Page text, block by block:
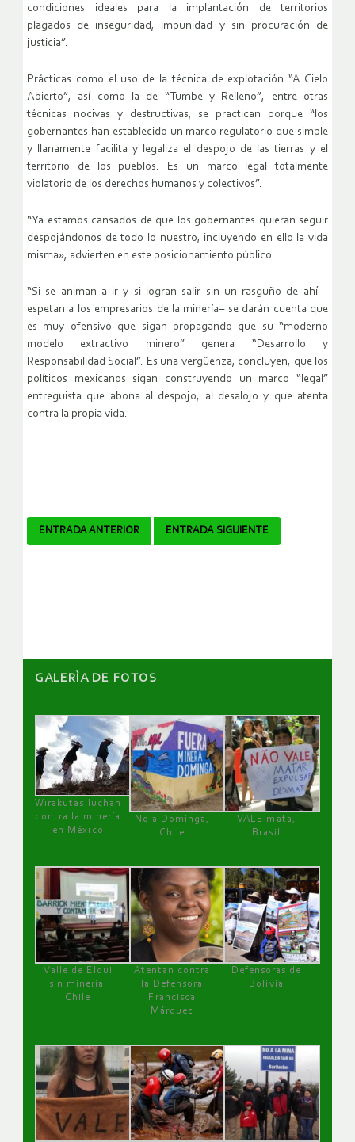
condiciones ideales para la implantación de territorios
plagados de inseguridad, impunidad y sin procuración de
justicia”.
Prácticas como el uso de la técnica de explotación “A Cielo
Abierto”, así como la de “Tumbe y Relleno”, entre otras
técnicas nocivas y destructivas, se practican porque “los
gobernantes han establecido un marco regulatorio que simple
y llanamente facilita y legaliza el despojo de las tierras y el
territorio de los pueblos. Es un marco legal totalmente
violatorio de los derechos humanos y colectivos”.
“Ya estamos cansados de que los gobernantes quieran seguir
despojándonos de todo lo nuestro, incluyendo en ello la vida
misma», advierten en este posicionamiento público.
“Si se animan a ir y si logran salir sin un rasguño de ahí –
espetan a los empresarios de la minería– se darán cuenta que
es muy ofensivo que sigan propagando que su “moderno
modelo extractivo minero” genera “Desarrollo y
Responsabilidad Social”. Es una vergüenza, concluyen, que los
políticos mexicanos sigan construyendo un marco “legal”
entreguista que abona al despojo, al desalojo y que atenta
contra la propia vida.
Navegador
ENTRADA ANTERIOR ENTRADA SIGUIENTE
GALERÌA DE FOTOS
Wirakutas luchan
contra la minería
en México
No a Dominga,
Chile
VALE mata,
Brasil
Valle de Elqui
sin minería.
Chile
Atentan contra
la Defensora
Francisca
Márquez
Defensoras de
Bolivia